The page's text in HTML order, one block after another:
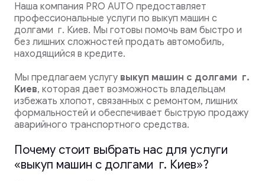
Наша компания PRO AUTO предоставляет
профессиональные услуги по выкуп машин с
долгами г. Киев. Мы готовы помочь вам быстро и
без лишних сложностей продать автомобиль,
находящийся в кредите.
Мы предлагаем услугу выкуп машин с долгами г.
Киев, которая дает возможность владельцам
избежать хлопот, связанных с ремонтом, лишних
формальностей и обеспечивает быструю продажу
аварийного транспортного средства.
Почему стоит выбрать нас для услуги
«выкуп машин с долгами г. Киев»?